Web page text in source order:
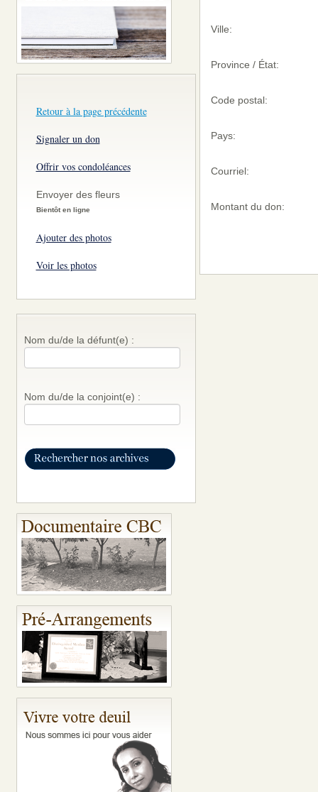
Retour à la page précédente
Signaler un don
Offrir vos condoléances
Envoyer des fleurs
Bientôt en ligne
Ajouter des photos
Voir les photos
Nom du/de la défunt(e) :
Nom du/de la conjoint(e) :
Ville:
Province / État:
Code postal:
Pays:
Courriel:
Montant du don: